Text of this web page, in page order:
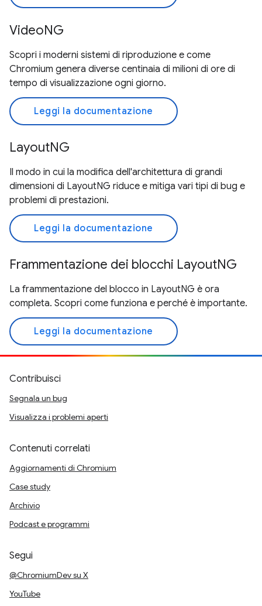
VideoNG
Scopri i moderni sistemi di riproduzione e come
Chromium genera diverse centinaia di milioni di ore di
tempo di visualizzazione ogni giorno.
Leggi la documentazione
LayoutNG
Il modo in cui la modifica dell'architettura di grandi
dimensioni di LayoutNG riduce e mitiga vari tipi di bug e
problemi di prestazioni.
Leggi la documentazione
Frammentazione dei blocchi LayoutNG
La frammentazione del blocco in LayoutNG è ora
completa. Scopri come funziona e perché è importante.
Leggi la documentazione
Contribuisci
Segnala un bug
Visualizza i problemi aperti
Contenuti correlati
Aggiornamenti di Chromium
Case study
Archivio
Podcast e programmi
Segui
@ChromiumDev su X
YouTube